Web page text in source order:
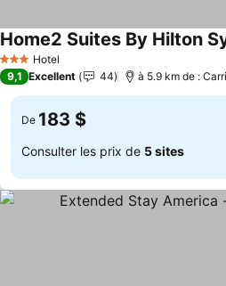
3 ÉtoilesHotel
Consulter les prix
9,1 Excellent 44 à 5.9 km de :
De 183 $
Consulter les prix de 5 sites